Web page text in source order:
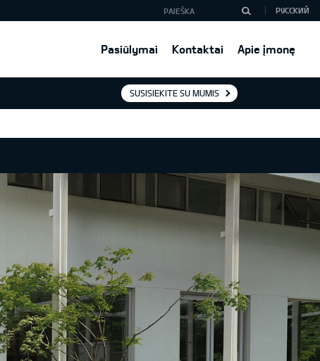
Pasiūlymai Kontaktai Apie įmonę
РУССКИЙ
SUSISIEKITE SU MUMIS